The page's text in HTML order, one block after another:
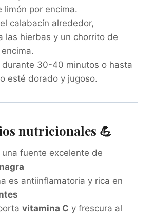
limón por encima.
calabacín alrededor,
las hierbas y un chorrito de
durante 30-40 minutos o hasta
esté dorado y jugoso.
nutricionales 💪
una fuente excelente de
es antiinflamatoria y rica en
vitamina C y frescura al